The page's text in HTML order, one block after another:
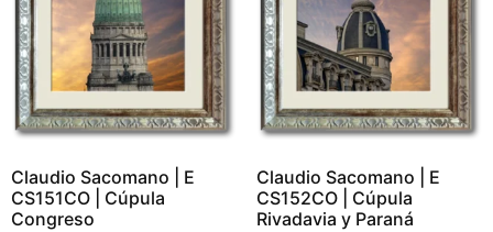
Claudio Sacomano | E
CS151CO | Cúpula
Congreso
Claudio Sacomano | E
CS152CO | Cúpula
Rivadavia y Paraná